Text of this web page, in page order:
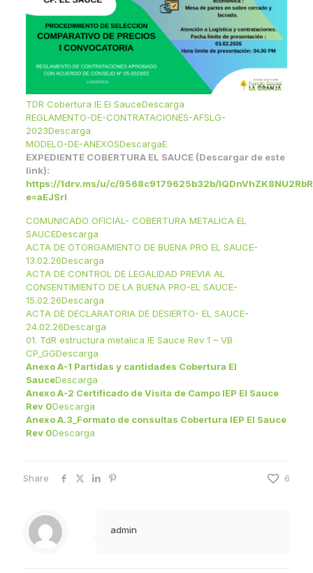
TDR Cobertura IE El SauceDescarga
REGLAMENTO-DE-CONTRATACIONES-AFSLG-
2023Descarga
MODELO-DE-ANEXOSDescargaE
EXPEDIENTE COBERTURA EL SAUCE (Descargar de este
link):
https://1drv.ms/u/c/9568c9179625b32b/
e=aEJSrl
COMUNICADO OFICIAL- COBERTURA METALICA EL
SAUCEDescarga
ACTA DE OTORGAMIENTO DE BUENA PRO EL SAUCE-
13.02.26Descarga
ACTA DE CONTROL DE LEGALIDAD PREVIA AL
CONSENTIMIENTO DE LA BUENA PRO-EL SAUCE-
15.02.26Descarga
ACTA DE DECLARATORIA DE DESIERTO- EL SAUCE-
24.02.26Descarga
01. TdR estructura metalica IE Sauce Rev 1 – VB
CP_GGDescarga
Anexo A-1 Partidas y cantidades Cobertura El
SauceDescarga
Anexo A-2 Certificado de Visita de Campo IEP El Sauce
Rev 0Descarga
Anexo A.3_Formato de consultas Cobertura IEP El Sauce
Rev 0Descarga
Share 6
admin